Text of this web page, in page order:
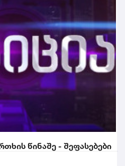
წინაშე - შეფასებები